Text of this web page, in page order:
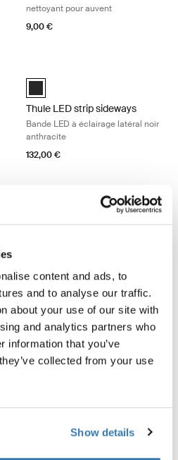
content and ads, to
and to analyse our traffic.
about your use of our site with
and analytics partners who
information that you’ve
collected from your use
Show details
nettoyant pour auvent
9,00 €
Blanc (selected)
anthracite (selected)
Thule LED strip sideways
Bande LED à éclairage latéral noir
anthracite
132,00 €
VDC pour store White
(selected)
Anthracite
Thule Omnistor 8000 & 9200 kit
Thule Motor Kit TO 8000/9200
Thule Motor Kit TO 8000/
Thule Motor Kit TO
d'étanchéité Gray
Thule Omnistor 6300/6200/9200
anthracite (selected)
Thule Omnistor
6300/6200/9200